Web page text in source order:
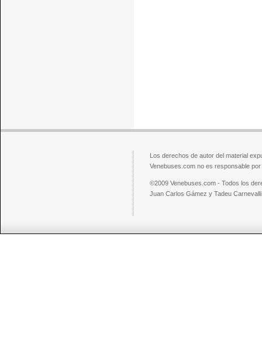
Los derechos de autor del material
Venebuses.com no es responsable
©2009 Venebuses.com - Todos los
Juan Carlos Gámez y Tadeu Carnevalli